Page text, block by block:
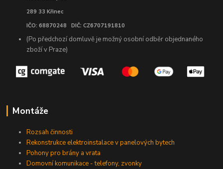
289 33 Křinec
IČO: 68870248 DIČ: CZ6707191810
(Po předchozí domluvě je možný osobní odběr objednaného
zboží v Praze)
Montáže
Rozsah činnosti
Rekonstrukce elektroinstalace v panelových bytech
Pohony pro brány a vrata
Domovní komunikace - telefony, zvonky